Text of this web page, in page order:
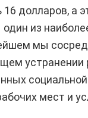
долларов, а
из
мы
устранении
мест и